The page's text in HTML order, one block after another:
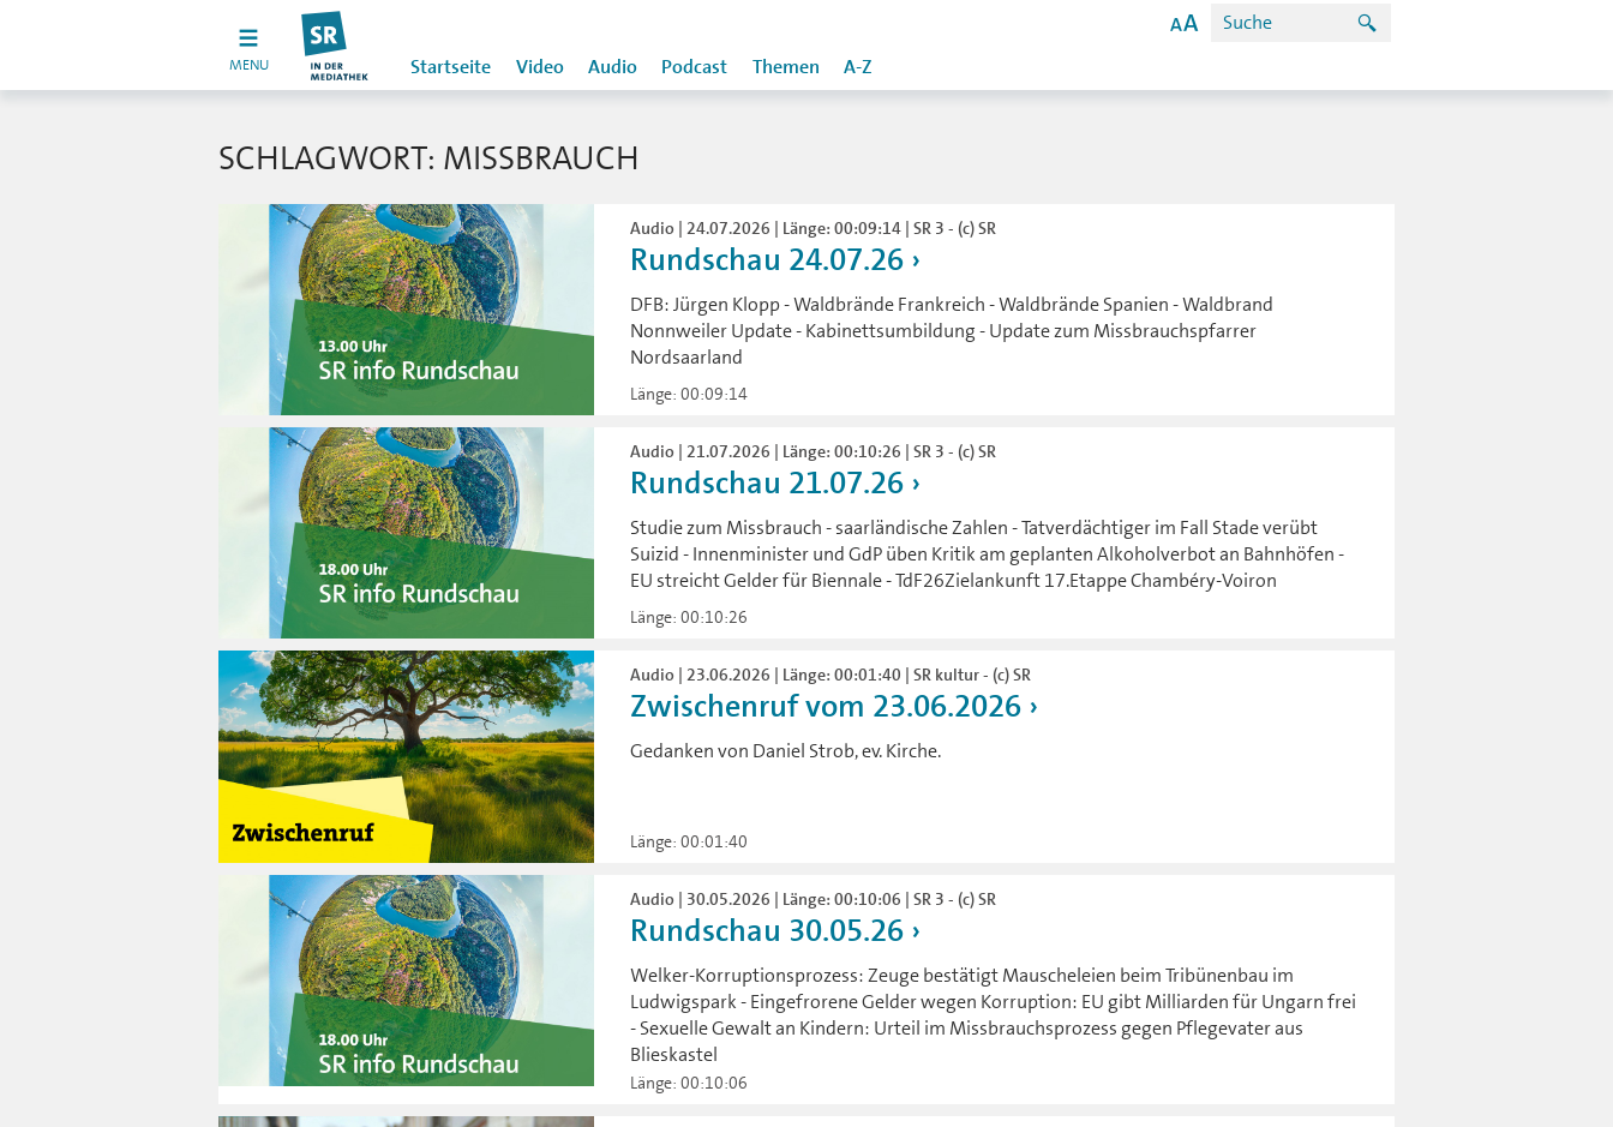
MENU Startseite Video Audio Podcast Themen A-Z
SCHLAGWORT: MISSBRAUCH
Audio | 24.07.2026 | Länge: 00:09:14 | SR 3 - (c) SR
Rundschau 24.07.26
DFB: Jürgen Klopp - Waldbrände Frankreich - Waldbrände Spanien - Waldbrand
Nonnweiler Update - Kabinettsumbildung - Update zum Missbrauchspfarrer
Nordsaarland
Länge: 00:09:14
Audio | 21.07.2026 | Länge: 00:10:26 | SR 3 - (c) SR
Rundschau 21.07.26
Studie zum Missbrauch - saarländische Zahlen - Tatverdächtiger im Fall Stade verübt
Suizid - Innenminister und GdP üben Kritik am geplanten Alkoholverbot an Bahnhöfen -
EU streicht Gelder für Biennale - TdF26Zielankunft 17.Etappe Chambéry-Voiron
Länge: 00:10:26
Audio | 23.06.2026 | Länge: 00:01:40 | SR kultur - (c) SR
Zwischenruf vom 23.06.2026
Gedanken von Daniel Strob, ev. Kirche.
Länge: 00:01:40
Audio | 30.05.2026 | Länge: 00:10:06 | SR 3 - (c) SR
Rundschau 30.05.26
Welker-Korruptionsprozess: Zeuge bestätigt Mauscheleien beim Tribünenbau im
Ludwigspark - Eingefrorene Gelder wegen Korruption: EU gibt Milliarden für Ungarn frei
- Sexuelle Gewalt an Kindern: Urteil im Missbrauchsprozess gegen Pflegevater aus
Blieskastel
Länge: 00:10:06